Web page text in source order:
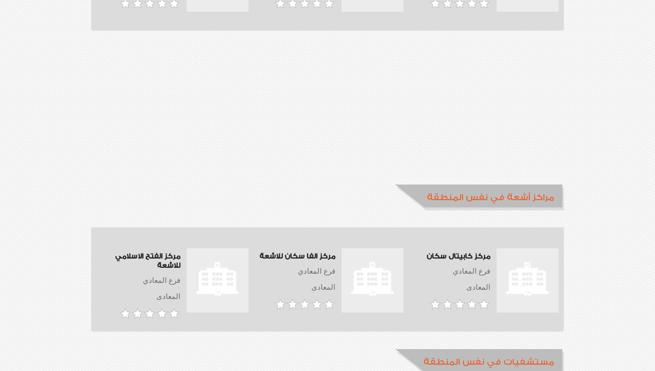
مراكز أشعة في نفس المنطقة
مركز الفتح الاسلامي
للاشعة
فرع المعادي
المعادى
مركز الفا سكان للاشعة
فرع المعادي
المعادى
مركز كابيتال سكان
فرع المعادي
المعادى
مستشفيات في نفس المنطقة